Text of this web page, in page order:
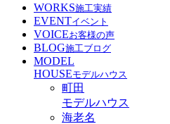
WORKS施工実績
EVENTイベント
VOICEお客様の声
BLOG施工ブログ
MODEL
HOUSEモデルハウス
町田
モデルハウス
海老名